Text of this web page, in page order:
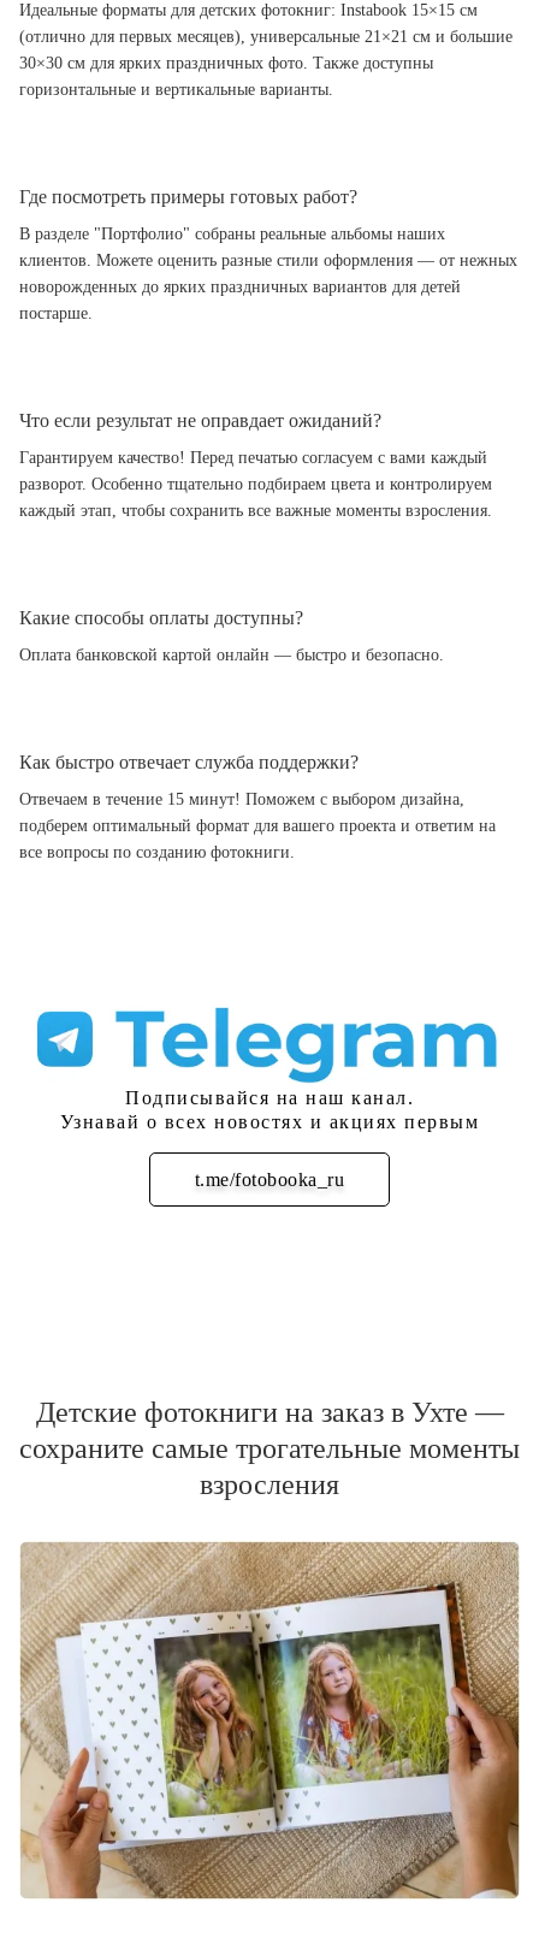
Идеальные форматы для детских фотокниг: Instabook 15×15 см
(отлично для первых месяцев), универсальные 21×21 см и большие
30×30 см для ярких праздничных фото. Также доступны
горизонтальные и вертикальные варианты.
Где посмотреть примеры готовых работ?
В разделе "Портфолио" собраны реальные альбомы наших
клиентов. Можете оценить разные стили оформления — от нежных
новорожденных до ярких праздничных вариантов для детей
постарше.
Что если результат не оправдает ожиданий?
Гарантируем качество! Перед печатью согласуем с вами каждый
разворот. Особенно тщательно подбираем цвета и контролируем
каждый этап, чтобы сохранить все важные моменты взросления.
Какие способы оплаты доступны?
Оплата банковской картой онлайн — быстро и безопасно.
Как быстро отвечает служба поддержки?
Отвечаем в течение 15 минут! Поможем с выбором дизайна,
подберем оптимальный формат для вашего проекта и ответим на
все вопросы по созданию фотокниги.
Подписывайся на наш канал.
Узнавай о всех новостях и акциях первым
t.me/fotobooka_ru
Подписаться
Детские фотокниги на заказ в Ухте —
сохраните самые трогательные моменты
взросления